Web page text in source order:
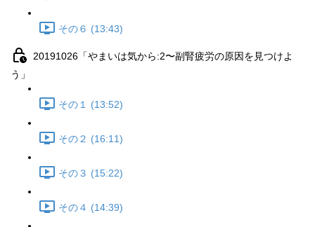
その６ (13:43)
20191026「やまいは気から:2〜副腎疲労の原因を見つけよ
う」
その１ (13:52)
その２ (16:11)
その３ (15:22)
その４ (14:39)